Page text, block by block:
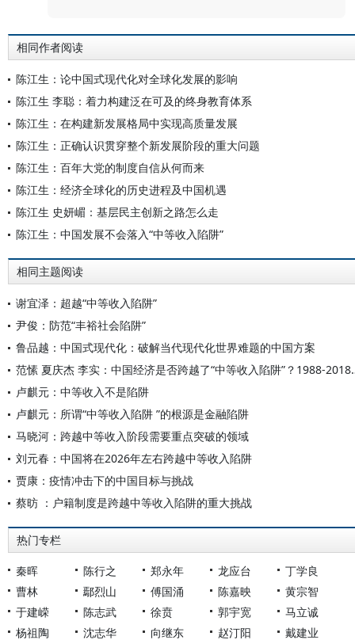
相同作者阅读
陈江生：论中国式现代化对全球化发展的影响
陈江生 李聪：着力构建泛在可及的终身教育体系
陈江生：在构建新发展格局中实现高质量发展
陈江生：正确认识贯穿整个新发展阶段的重大问题
陈江生：百年大党的制度自信从何而来
陈江生：经济全球化的历史进程及中国机遇
陈江生 史妍嵋：基层民主创新之路怎么走
陈江生：中国发展不会落入“中等收入陷阱”
相同主题阅读
谢宜泽：超越“中等收入陷阱”
尹俊：防范“丰裕社会陷阱”
鲁品越：中国式现代化：破解当代现代化世界难题的中国方案
范愫 夏庆杰 李实：中国
卢麒元：中等收入不是陷阱
卢麒元：所谓“中等收入陷阱 ”的根源是金融陷阱
马晓河：跨越中等收入阶段需要重点突破的领域
刘元春：中国将在2026年左右跨越中等收入陷阱
贾康：疫情冲击下的中国目标与挑战
蔡昉 ：户籍制度是跨越中等收入陷阱的重大挑战
热门专栏
秦晖 陈行之 郑永年 龙应台
丁学良
曹林
鄢烈山 傅国涌 陈嘉映
黄宗智
于建嵘
陈志武 徐贲 郭宇宽
马立诚
杨祖陶
沈志华 向继东 赵汀阳 戴建业